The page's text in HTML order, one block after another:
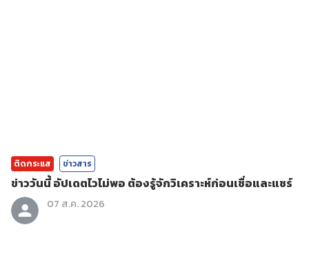
ติดกระแส ข่าวสาร
ข่าววันนี้ อัปเดตไวไม่พอ ต้องรู้จักวิเคราะห์ก่อนเชื่อและแชร์
07 ส.ค. 2026